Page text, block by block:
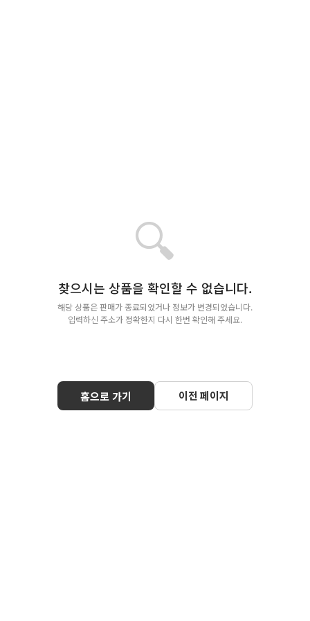
🔍
찾으시는 상품을 확인할 수 없습니다.
해당 상품은 판매가 종료되었거나 정보가 변경되었습니다.
입력하신 주소가 정확한지 다시 한번 확인해 주세요.
홈으로 가기 이전 페이지